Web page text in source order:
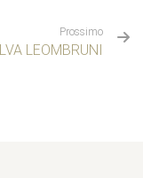
Prossimo
ILVA LEOMBRUNI